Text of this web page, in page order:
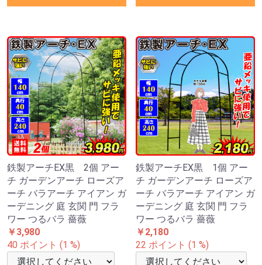
鉄製アーチEX黒 2個 アー
チ ガーデンアーチ ローズア
ーチ バラアーチ アイアン ガ
ーデニング 庭 玄関 門 フラ
ワー つるバラ 薔薇
￥3,980
40 ポイント (1 %)
鉄製アーチEX黒 1個 アー
チ ガーデンアーチ ローズア
ーチ バラアーチ アイアン ガ
ーデニング 庭 玄関 門 フラ
ワー つるバラ 薔薇
￥2,180
22 ポイント (1 %)